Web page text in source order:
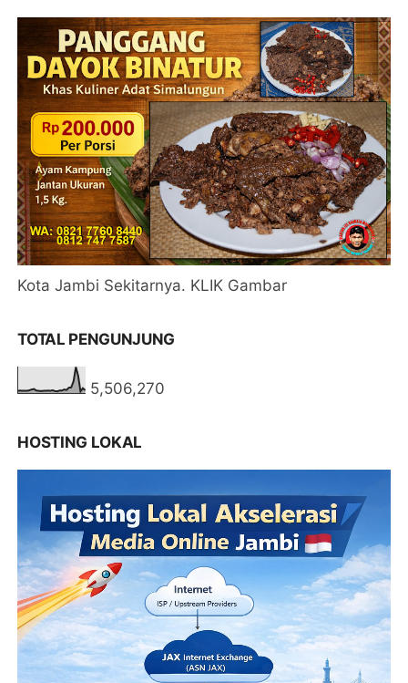
Kota Jambi Sekitarnya. KLIK Gambar
TOTAL PENGUNJUNG
5,506,270
HOSTING LOKAL